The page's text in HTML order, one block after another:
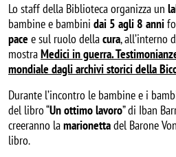
Lo staff della Biblioteca organizza un
bambine e bambini dai 5 agli 8 anni
pace e sul ruolo dellacura, all’interno
mostraMedici in guerra.
mondiale dagli archivi storici della
Durante l’incontro le bambine e i
del libro “Un ottimo lavoro” di Iban
creeranno lamarionettadel Barone
libro.